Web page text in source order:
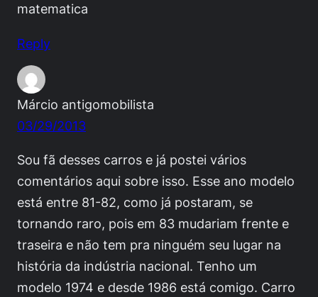
matematica
Reply
Márcio antigomobilista
03/29/2013
Sou fã desses carros e já postei vários
comentários aqui sobre isso. Esse ano modelo
está entre 81-82, como já postaram, se
tornando raro, pois em 83 mudariam frente e
traseira e não tem pra ninguém seu lugar na
história da indústria nacional. Tenho um
modelo 1974 e desde 1986 está comigo. Carro